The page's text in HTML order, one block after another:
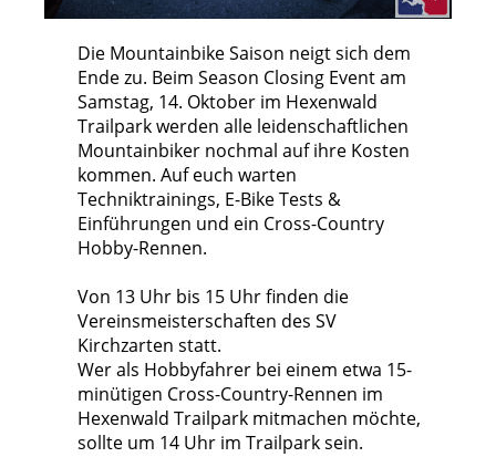
Die Mountainbike Saison neigt sich dem
Ende zu. Beim Season Closing Event am
Samstag, 14. Oktober im Hexenwald
Trailpark werden alle leidenschaftlichen
Mountainbiker nochmal auf ihre Kosten
kommen. Auf euch warten
Techniktrainings, E-Bike Tests &
Einführungen und ein Cross-Country
Hobby-Rennen.
Von 13 Uhr bis 15 Uhr finden die
Vereinsmeisterschaften des SV
Kirchzarten statt.
Wer als Hobbyfahrer bei einem etwa 15-
minütigen Cross-Country-Rennen im
Hexenwald Trailpark mitmachen möchte,
sollte um 14 Uhr im Trailpark sein.